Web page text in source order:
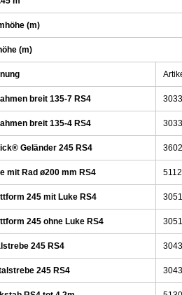
(m)
(m)
breit 135-7 RS4
breit 135-4 RS4
Geländer 245 RS4
mit Rad ø200 mm RS4
245 mit Luke RS4
245 ohne Luke RS4
245 RS4
245 RS4